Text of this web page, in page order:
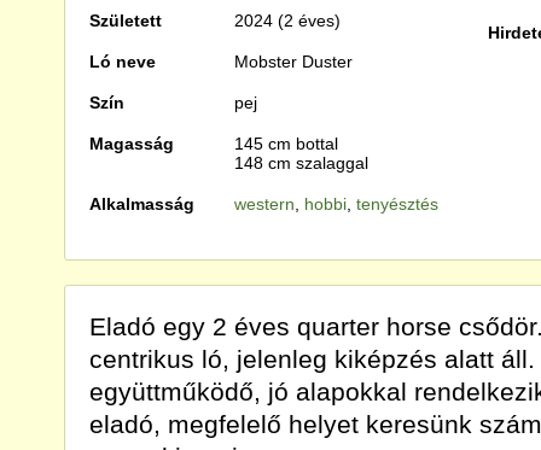
Született 2024 (2 éves)
Ló neve Mobster Duster
Szín pej
Magasság
145 cm bottal
148 cm szalaggal
Alkalmasság western hobbi, tenyésztés
Eladó egy 2 éves quarter horse
centrikus ló, jelenleg kiképzés alatt
együttműködő, jó alapokkal
eladó, megfelelő helyet keresünk